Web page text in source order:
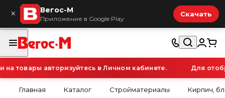
× Вегос-М
Приложение в Google Play
Скачать
товары авторизуйтесь в Личном кабинете. Для
Главная Каталог Стройматериалы Кирпич,